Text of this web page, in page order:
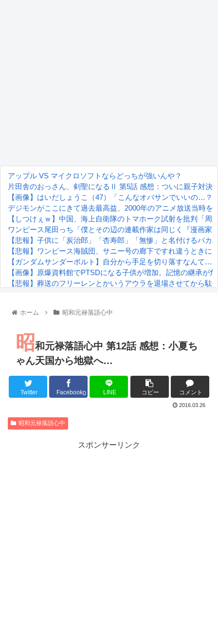
アップル VS マイクロソフトならどっちが強いんや？
片田舎のおっさん、剣聖になるⅡ 第5話 感想：ついに親子対決
【画像】はいだしょうこ（47）「こんなオバサンでいいの…？
デジモンがここにきて過去最高益、2000年のアニメ放送当時を
【しつけぇｗ】中国、海上自衛隊のトマホーク試射を批判「
ワンピース尾田っち「僕とその辺の連載作家は同じく『漫画家
【悲報】子供に「炭治郎」「杏寿郎」「無惨」と名付けるバカ
【悲報】ワンピース海賊団、サニー号の廊下ですれ違うときに
【ガンダムサンダーボルト】自分から手足を切り落すなんて…
【画像】原爆資料館でPTSDになる子供が増加。記憶の継承が
【悲報】葬送のフリーレンとかいうアウラを退場させてから駄
『進撃の巨人』で一番面白いところってｗｗｗｗｗ
るろうに剣心 -明治剣客浪漫譚- 京都動乱 第33話の感想
同盟、帝国、フェザーン。生まれるなら何処がいいか問題！
ホーム 昭和元禄落語心中
昭和元禄落語心中 第12話 感想：小夏ち
ゃん天国から地獄へ…
Twitter Facebook0 LINE コピー コメント
2016.03.26
昭和元禄落語心中
スポンサーリンク